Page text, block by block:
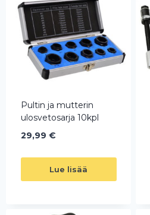
Pultin ja mutterin
ulosvetosarja 10kpl
29,99 €
Lue lisää